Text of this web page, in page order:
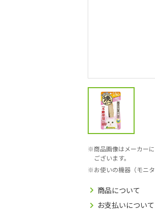
商品画像はメーカー
ございます。
お使いの機器（モニ
商品について
お支払いについて